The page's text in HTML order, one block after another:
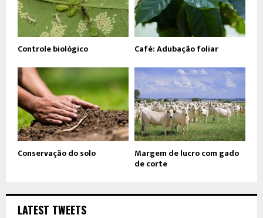
Controle biológico Café: Adubação foliar
Conservação do solo Margem de lucro com gado
de corte
LATEST TWEETS